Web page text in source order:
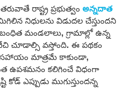
రాష్ట్ర ప్రభుత్వంఅన్నదాత
నిధులను విడుదల చేస్తుందని
మండలాలు, గ్రామాల్లో ఉన్న
చూడాల్సి వస్తోంది. ఈ పథకం
సహాయం మాత్రమే కాకుండా,
ఉపశమనం కలిగించే విధంగా
ఎప్పుడు ముగుస్తుందన్న